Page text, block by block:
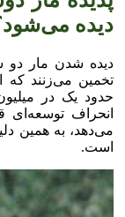
دیده
دیده شدن مار دو
تخمین می‌زنند که
حدود یک در
انحراف
می‌دهد، به همین
است.